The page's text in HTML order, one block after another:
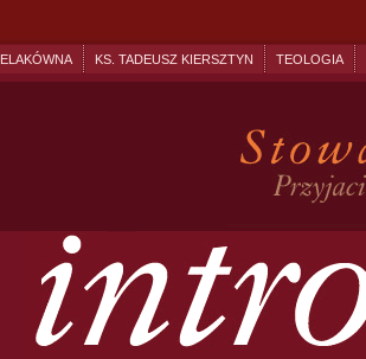
KS. TADEUSZ KIERSZTYN TEOLOGIA